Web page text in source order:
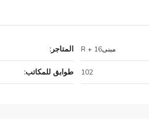
مبنىR + 16
102
المتاجر:
طوابق للمكاتب: